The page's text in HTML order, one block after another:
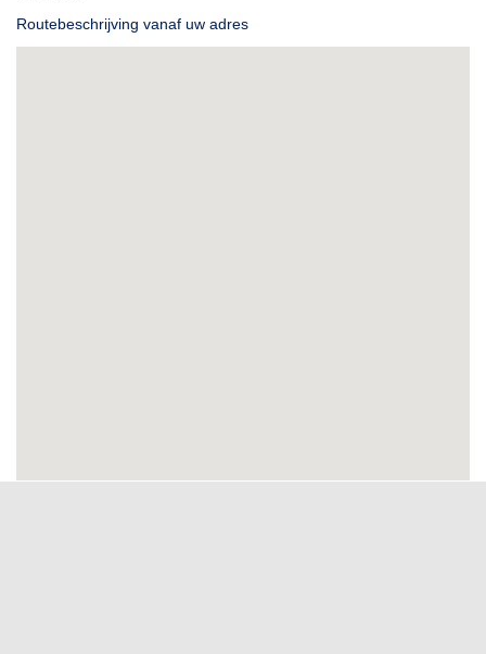
Routebeschrijving vanaf uw adres